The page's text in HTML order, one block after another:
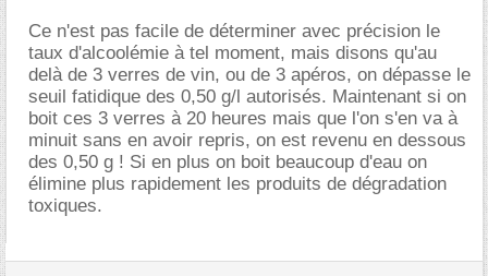
Ce n'est pas facile de déterminer avec précision le
taux d'alcoolémie à tel moment, mais disons qu'au
delà de 3 verres de vin, ou de 3 apéros, on dépasse le
seuil fatidique des 0,50 g/l autorisés. Maintenant si on
boit ces 3 verres à 20 heures mais que l'on s'en va à
minuit sans en avoir repris, on est revenu en dessous
des 0,50 g ! Si en plus on boit beaucoup d'eau on
élimine plus rapidement les produits de dégradation
toxiques.